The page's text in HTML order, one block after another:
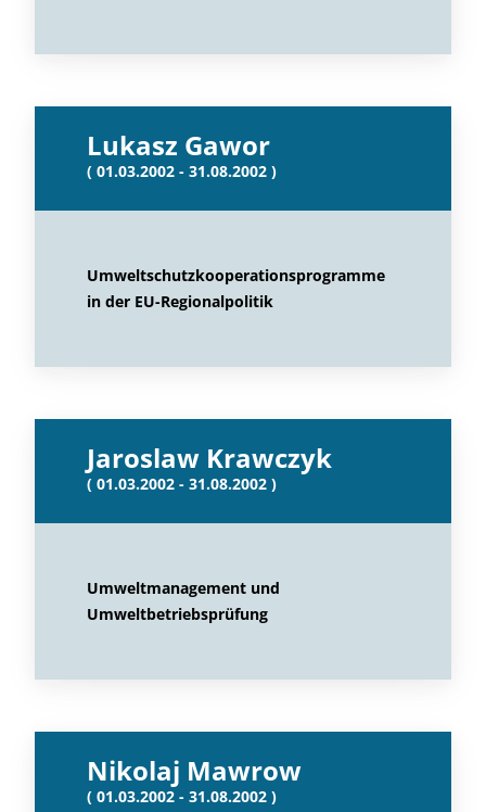
Lukasz Gawor
( 01.03.2002 - 31.08.2002 )
Umweltschutzkooperationsprogramme
in der EU-Regionalpolitik
Jaroslaw Krawczyk
( 01.03.2002 - 31.08.2002 )
Umweltmanagement und
Umweltbetriebsprüfung
Nikolaj Mawrow
( 01.03.2002 - 31.08.2002 )